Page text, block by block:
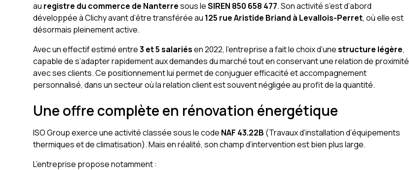
au registre du commerce de Nanterresous leSIREN 850 658 477. Son activité s’est d’abord
développée à Clichy avant d’être transférée au 125 rue Aristide Briand à Levallois-Perret, où elle est
désormais pleinement active.
Avec un effectif estimé entre3 et 5 salariésen 2022, l’entreprise a fait le choix d’unestructure légère,
capable de s’adapter rapidement aux demandes du marché tout en conservant une relation de proximité
avec ses clients. Ce positionnement lui permet de conjuguer efficacité et accompagnement
personnalisé, dans un secteur où la relation client est souvent négligée au profit de la quantité.
Une offre complète en rénovation énergétique
ISO Group exerce une activité classée sous le code NAF 43.22B (Travaux d’installation d’équipements
thermiques et de climatisation). Mais en réalité, son champ d’intervention est bien plus large.
L’entreprise propose notamment :